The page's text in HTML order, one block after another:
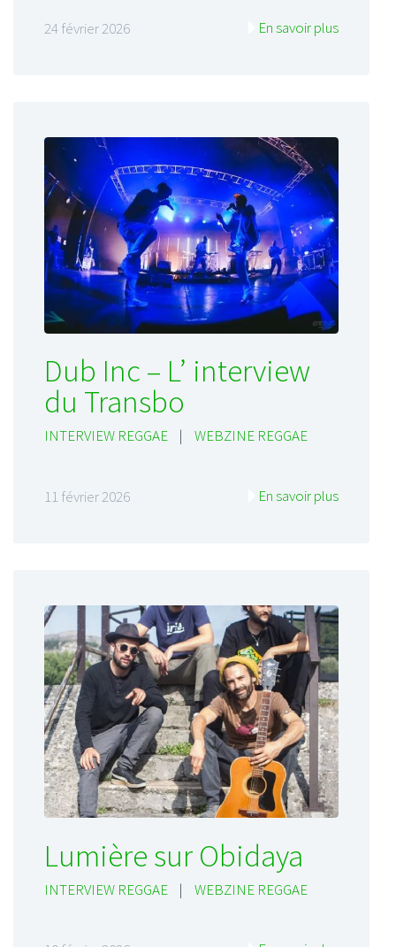
24 février 2026 En savoir plus
Dub Inc – L’ interview
du Transbo
INTERVIEW REGGAE | WEBZINE REGGAE
11 février 2026 En savoir plus
Lumière sur Obidaya
INTERVIEW REGGAE | WEBZINE REGGAE